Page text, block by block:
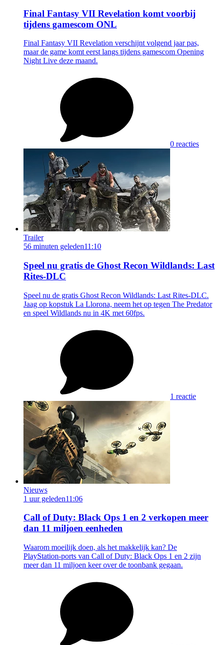
Final Fantasy VII Revelation komt voorbij
tijdens gamescom ONL
Final Fantasy VII Revelation verschijnt volgend jaar pas,
maar de game komt eerst langs tijdens gamescom Opening
Night Live deze maand.
0 reacties
Trailer
56 minuten geleden11:10
Speel nu gratis de Ghost Recon Wildlands: Last
Rites-DLC
Speel nu de gratis Ghost Recon Wildlands: Last Rites-DLC.
Jaag op kopstuk La Llorona, neem het op tegen The Predator
en speel Wildlands nu in 4K met 60fps.
1 reactie
Nieuws
1 uur geleden11:06
Call of Duty: Black Ops 1 en 2 verkopen meer
dan 11 miljoen eenheden
Waarom moeilijk doen, als het makkelijk kan? De
PlayStation-ports van Call of Duty: Black Ops 1 en 2 zijn
meer dan 11 miljoen keer over de toonbank gegaan.